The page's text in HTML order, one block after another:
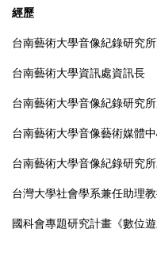
經歷
台南藝術大學音像紀錄研究
台南藝術大學資訊處資訊長
台南藝術大學音像紀錄研究
台南藝術大學音像藝術媒體
台南藝術大學音像紀錄研究
台灣大學社會學系兼任助理
國科會專題研究計畫《數位